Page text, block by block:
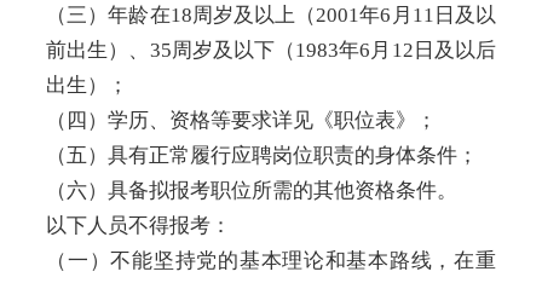
（三）年龄在18周岁及以上（2001年6月11日及以
前出生）、35周岁及以下（1983年6月12日及以后
出生）；
（四）学历、资格等要求详见《职位表》；
（五）具有正常履行应聘岗位职责的身体条件；
（六）具备拟报考职位所需的其他资格条件。
以下人员不得报考：
（一）不能坚持党的基本理论和基本路线，在重